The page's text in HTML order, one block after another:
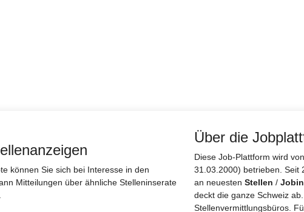
können Sie sich bei Interesse in den
Mitteilungen über ähnliche Stelleninserate
Über die
Diese Job-Plattform wird
31.03.2000) betrieben. Seit
an neuesten Stellen /
deckt die ganze Schweiz
Stellenvermittlungsbüros.